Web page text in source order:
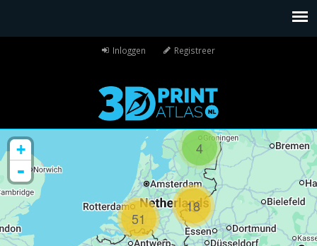
Inloggen Registreer
4
18
51
+
-